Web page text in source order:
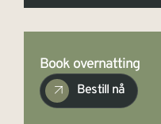
Book overnatting
Bestill nå